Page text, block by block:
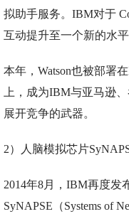
拟助手服务。IBM对于
互动提升至一个新的水平
本年，Watson也被部署
上，成为IBM与亚马逊
展开竞争的武器。
2）人脑模拟芯片
2014年8月，IBM再度发
SyNAPSE（Systems of